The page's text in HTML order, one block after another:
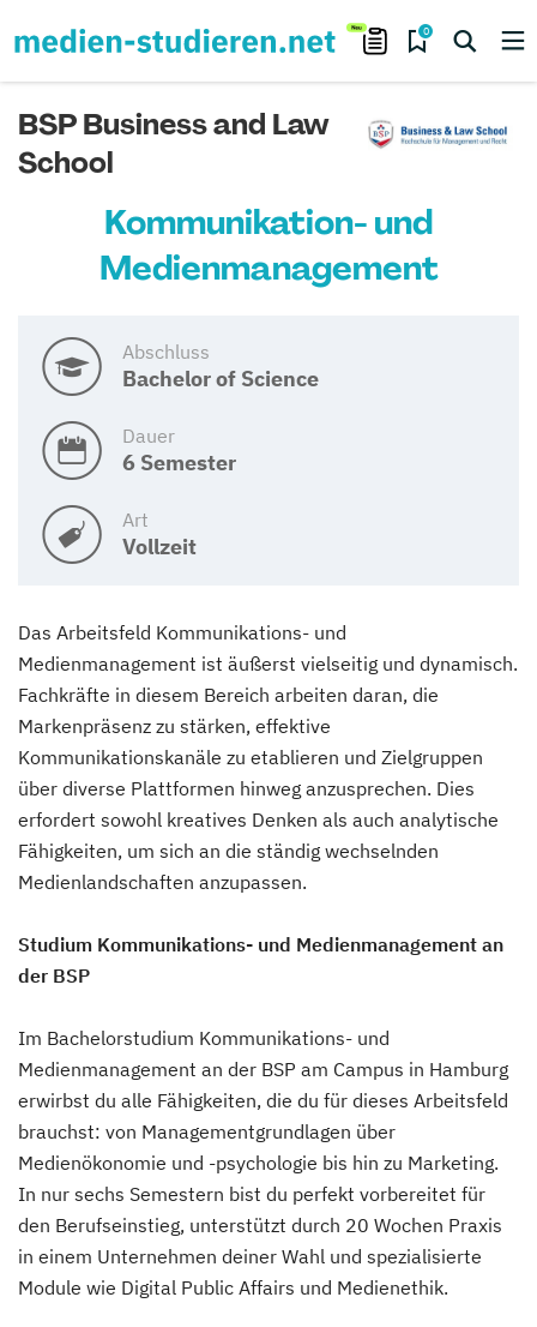
0
BSP Business and Law
School
Kommunikation- und
Medienmanagement
Abschluss
Bachelor of Science
Dauer
6 Semester
Art
Vollzeit
Das Arbeitsfeld Kommunikations- und
Medienmanagement ist äußerst vielseitig und dynamisch.
Fachkräfte in diesem Bereich arbeiten daran, die
Markenpräsenz zu stärken, effektive
Kommunikationskanäle zu etablieren und Zielgruppen
über diverse Plattformen hinweg anzusprechen. Dies
erfordert sowohl kreatives Denken als auch analytische
Fähigkeiten, um sich an die ständig wechselnden
Medienlandschaften anzupassen.
Studium Kommunikations- und Medienmanagement an
der BSP
Im Bachelorstudium Kommunikations- und
Medienmanagement an der BSP am Campus in Hamburg
erwirbst du alle Fähigkeiten, die du für dieses Arbeitsfeld
brauchst: von Managementgrundlagen über
Medienökonomie und -psychologie bis hin zu Marketing.
In nur sechs Semestern bist du perfekt vorbereitet für
den Berufseinstieg, unterstützt durch 20 Wochen Praxis
in einem Unternehmen deiner Wahl und spezialisierte
Module wie Digital Public Affairs und Medienethik.